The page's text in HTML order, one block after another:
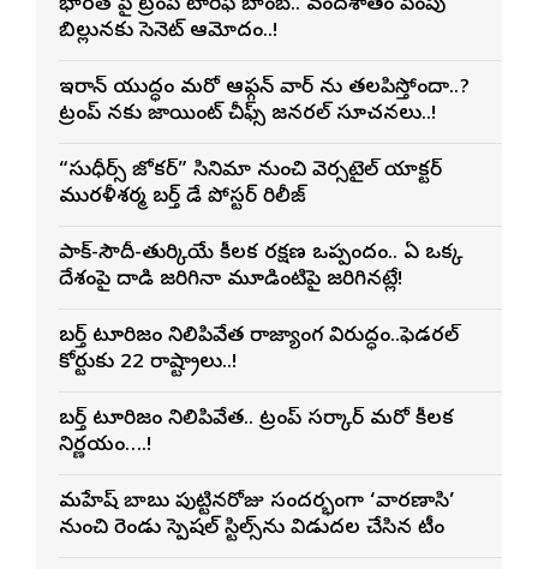
బిల్లునకు సెనెట్ ఆమోదం..!
ఇరాన్ యుద్ధం మరో ఆఫ్గన్ వార్ ను తలపిస్తోందా..?
ట్రంప్ నకు జాయింట్ చీఫ్స్ జనరల్ సూచనలు..!
“సుధీర్స్ జోకర్” సినిమా నుంచి వెర్సటైల్ యాక్టర్
మురళీశర్మ బర్త్ డే పోస్టర్ రిలీజ్
పాక్-సౌదీ-తుర్కియే కీలక రక్షణ ఒప్పందం.. ఏ ఒక్క
దేశంపై దాడి జరిగినా మూడింటిపై జరిగినట్లే!
బర్త్ టూరిజం నిలిపివేత రాజ్యాంగ విరుద్ధం..ఫెడరల్
కోర్టుకు 22 రాష్ట్రాలు..!
బర్త్ టూరిజం నిలిపివేత.. ట్రంప్ సర్కార్ మరో కీలక
నిర్ణయం….!
మహేష్ బాబు పుట్టినరోజు సందర్భంగా ‘వారణాసి’
నుంచి రెండు స్పెషల్ స్టిల్స్‌ను విడుదల చేసిన టీం